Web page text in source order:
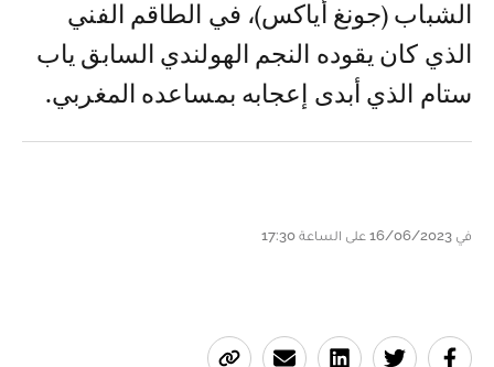
الشباب (جونغ أياكس)، في الطاقم الفني
الذي كان يقوده النجم الهولندي السابق ياب
ستام الذي أبدى إعجابه بمساعده المغربي.
في 16/06/2023 على الساعة 17:30